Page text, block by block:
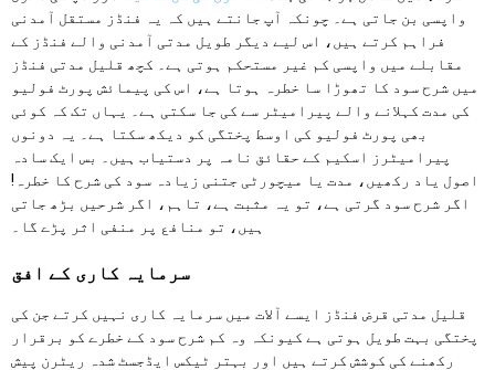
واپسی بن جاتی ہے۔ چونکہ آپ جانتے ہیں کہ یہ فنڈز مستقل آمدنی
فراہم کرتے ہیں، اس لیے دیگر طویل مدتی آمدنی والے فنڈز کے
مقابلے میں واپسی کم غیر مستحکم ہوتی ہے۔ کچھ قلیل مدتی فنڈز
میں شرح سود کا تھوڑا سا خطرہ ہوتا ہے، اس کی پیمائش پورٹ فولیو
کی مدت کہلانے والے پیرامیٹر سے کی جا سکتی ہے۔ یہاں تک کہ کوئی
بھی پورٹ فولیو کی اوسط پختگی کو دیکھ سکتا ہے۔ یہ دونوں
پیرامیٹرز اسکیم کے حقائق نامہ پر دستیاب ہیں۔ بس ایک سادہ
اصول یاد رکھیں، مدت یا میچورٹی جتنی زیادہ سود کی شرح کا خطرہ!
اگر شرح سود گرتی ہے، تو یہ مثبت ہے، تاہم، اگر شرحیں بڑھ جاتی
ہیں، تو منافع پر منفی اثر پڑے گا۔
سرمایہ کاری کے افق
قلیل مدتی قرض فنڈز ایسے آلات میں سرمایہ کاری نہیں کرتے جن کی
پختگی بہت طویل ہوتی ہے کیونکہ وہ کم شرح سود کے خطرے کو برقرار
رکھنے کی کوشش کرتے ہیں اور بہتر ٹیکس ایڈجسٹ شدہ ریٹرن پیش